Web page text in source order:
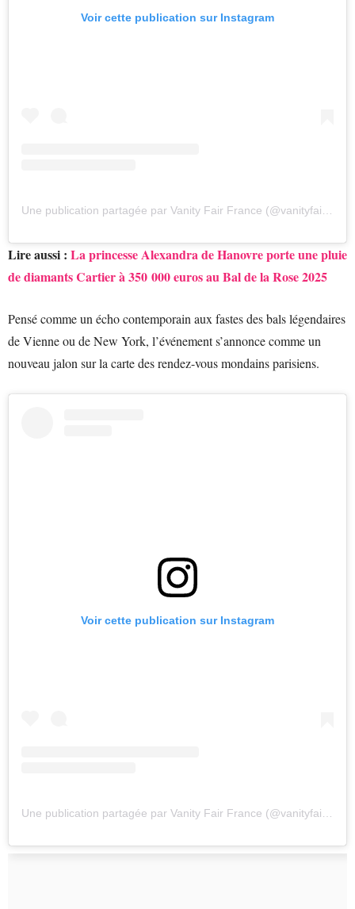
Voir cette publication sur Instagram
Lire aussi : La princesse Alexandra de Hanovre porte une pluie
de diamants Cartier à 350 000 euros au Bal de la Rose 2025
Pensé comme un écho contemporain aux fastes des bals légendaires
de Vienne ou de New York, l’événement s’annonce comme un
nouveau jalon sur la carte des rendez-vous mondains parisiens.
Voir cette publication sur Instagram